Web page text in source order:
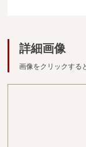
広葉樹
詳細画像
画像をクリックする